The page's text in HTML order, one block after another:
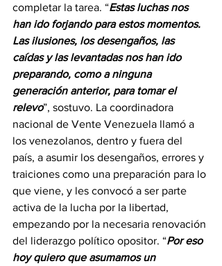
completar la tarea. “Estas luchas nos
han ido forjando para estos momentos.
Las ilusiones, los desengaños, las
caídas y las levantadas nos han ido
preparando, como a ninguna
generación anterior, para tomar el
relevo”, sostuvo. La coordinadora
nacional de Vente Venezuela llamó a
los venezolanos, dentro y fuera del
país, a asumir los desengaños, errores y
traiciones como una preparación para lo
que viene, y les convocó a ser parte
activa de la lucha por la libertad,
empezando por la necesaria renovación
del liderazgo político opositor. “Por eso
hoy quiero que asumamos un